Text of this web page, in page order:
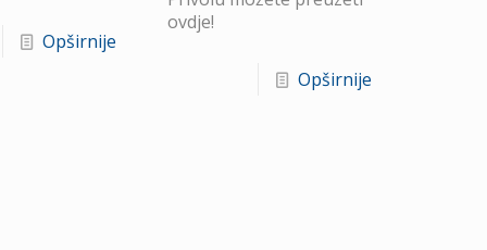
Opširnije
ovdje!
Opširnije